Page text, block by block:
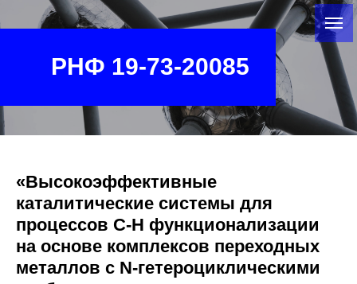
РНФ 19-73-20085
«Высокоэффективные
каталитические системы для
процессов С-Н функционализации
на основе комплексов переходных
металлов с N‑гетероциклическими